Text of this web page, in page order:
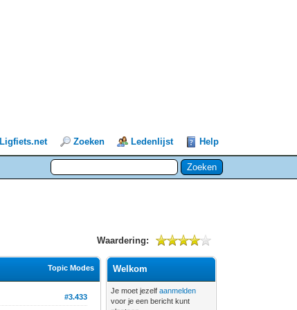
Ligfiets.net Zoeken Ledenlijst Help
Waardering:
Topic Modes
#3.433
Welkom
Je moet jezelfaanmelden
voor je een bericht kunt